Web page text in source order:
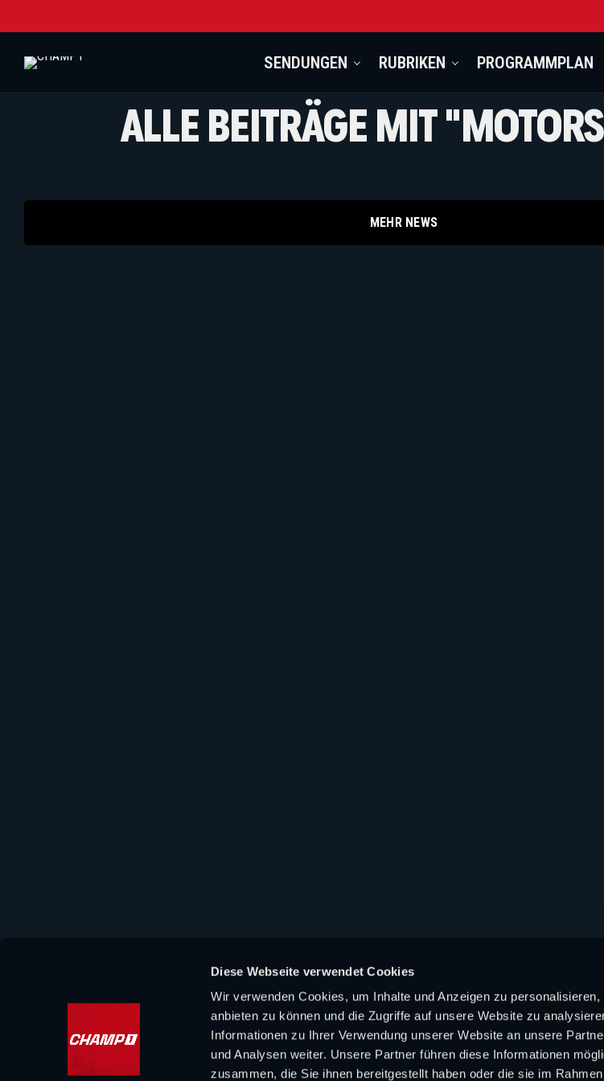
Diese Webseite verwendet Cookies
Wir verwenden Cookies, um Inhalte und Anzeigen zu
anbieten zu können und die Zugriffe auf unsere Website zu
Informationen zu Ihrer Verwendung unserer Website an unsere
und Analysen weiter. Unsere Partner führen diese Informationen
zusammen, die Sie ihnen bereitgestellt haben oder die sie im
SENDUNGEN RUBRIKEN PROGRAMMPLAN
ALLE BEITRÄGE MIT
MEHR NEWS